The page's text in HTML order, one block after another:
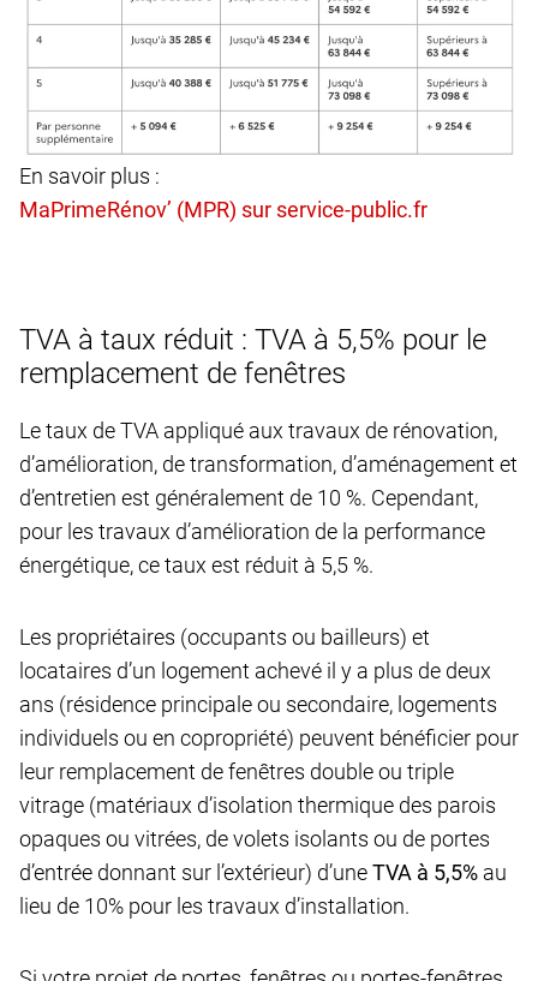
En savoir plus :
TVA à taux réduit : TVA à 5,5% pour le
remplacement de fenêtres
Le taux de TVA appliqué aux travaux de rénovation,
d’amélioration, de transformation, d’aménagement et
d’entretien est généralement de 10 %. Cependant,
pour les travaux d’amélioration de la performance
énergétique, ce taux est réduit à 5,5 %.
Les propriétaires (occupants ou bailleurs) et
locataires d’un logement achevé il y a plus de deux
ans (résidence principale ou secondaire, logements
individuels ou en copropriété) peuvent bénéficier pour
leur remplacement de fenêtres double ou triple
vitrage (matériaux d’isolation thermique des parois
opaques ou vitrées, de volets isolants ou de portes
d’entrée donnant sur l’extérieur) d’uneTVA à 5,5% au
lieu de 10% pour les travaux d’installation.